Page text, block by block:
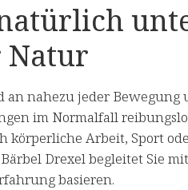
Natur
an nahezu jeder
im Normalfall
körperliche Arbeit, Sport
Drexel begleitet Sie
basieren.